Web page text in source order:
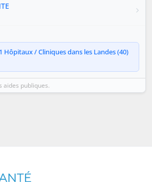
Hôpitaux / Cliniques dans les Landes (40)
aides publiques.